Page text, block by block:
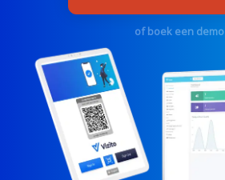
of boek een demo